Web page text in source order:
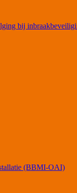
bij
(BBMI-OAI)